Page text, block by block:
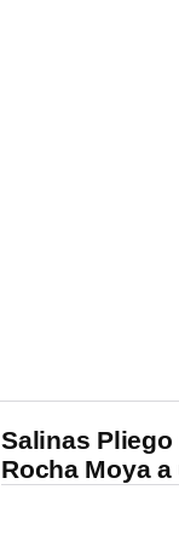
Salinas Pliego
Rocha Moya